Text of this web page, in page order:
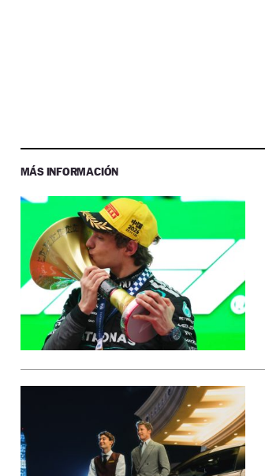
MÁS INFORMACIÓN